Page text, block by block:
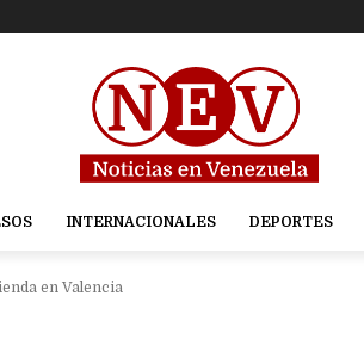
INTERNACIONALES DEPORTES
en Valencia